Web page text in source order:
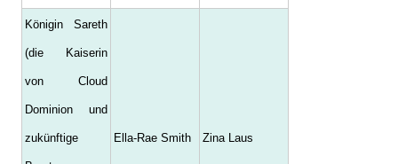
Königin Sareth
(die Kaiserin
von Cloud
Dominion und
zukünftige Ella-Rae Smith Zina Laus